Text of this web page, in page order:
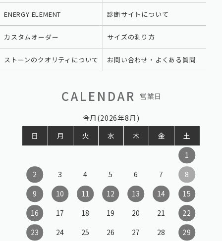
ENERGY ELEMENT 診断サイトについて
カスタムオーダー サイズの測り方
ストーンのクオリティについて お問い合わせ・よくある質問
CALENDAR 営業日
今月(2026年8月)
日
月 火 水 木 金
土
1
2
3 4 5 6 7
8
9
10 11 12 13 14
15
16
17 18 19 20 21
22
23
24 25 26 27 28
29